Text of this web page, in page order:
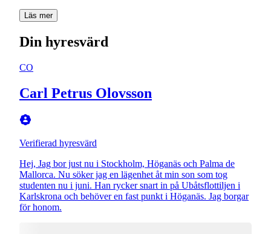
Läs mer
Din hyresvärd
CO
Carl Petrus Olovsson
Verifierad hyresvärd
Hej, Jag bor just nu i Stockholm, Höganäs och Palma de
Mallorca. Nu söker jag en lägenhet åt min son som tog
studenten nu i juni. Han rycker snart in på Ubåtsflottiljen i
Karlskrona och behöver en fast punkt i Höganäs. Jag borgar
för honom.